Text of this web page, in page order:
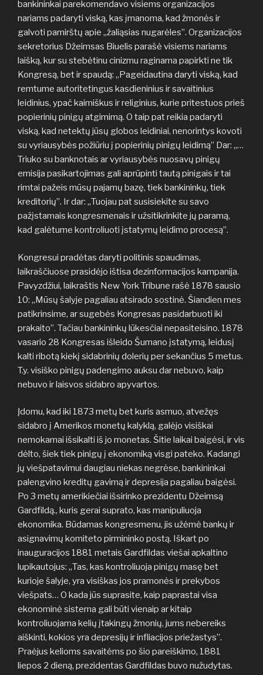
bankininkai parekomendavo visiems organizacijos
nariams padaryti viską, kas įmanoma, kad žmonės ir
galvoti pamirštų apie „žaliąsias nugarėles”. Organizacijos
sekretorius Džeimsas Biuelis parašė visiems nariams
laišką, kur su stebėtinu cinizmu raginama papirkti ne tik
Kongresą, bet ir spaudą: „Pageidautina daryti viską, kad
remtume autoritetingus kasdieninius ir savaitinius
leidinius, ypač kaimiškus ir religinius, kurie pritestuos prieš
popierinių pinigų atgimimą. O taip pat reikia padaryti
viską, kad netektų jūsų globos leidiniai, nenorintys kovoti
su vyriausybės požiūriu į popierinių pinigų leidimą” Dar: „…
Triuko su banknotais ar vyriausybės nuosavų pinigų
emisija pasikartojimas gali aprūpinti tautą pinigais ir tai
rimtai pažeis mūsų pajamų bazę, tiek bankininkų, tiek
kreditorių”. Ir dar: „Tuojau pat susisiekite su savo
pažįstamais kongresmenais ir užsitikrinkite jų paramą,
kad galėtume kontroliuoti įstatymų leidimo procesą”.
Kongresui pradėtas daryti politinis spaudimas,
laikraščiuose prasidėjo ištisa dezinformacijos kampanija.
Pavyzdžiui, laikraštis New York Tribune rašė 1878 sausio
10: „Mūsų šalyje pagaliau atsirado sostinė. Šiandien mes
patikrinsime, ar sugebės Kongresas pasidarbuoti iki
prakaito”. Tačiau bankininkų lūkesčiai nepasiteisino. 1878
vasario 28 Kongresas išleido Šumano įstatymą, leidusį
kalti ribotą kiekį sidabrinių dolerių per sekančius 5 metus.
T.y. visiško pinigų padengimo auksu dar nebuvo, kaip
nebuvo ir laisvos sidabro apyvartos.
Įdomu, kad iki 1873 metų bet kuris asmuo, atvežęs
sidabro į Amerikos monetų kalyklą, galėjo visiškai
nemokamai išsikalti iš jo monetas. Šitie laikai baigėsi, ir vis
dėlto, šiek tiek pinigų į ekonomiką visgi pateko. Kadangi
jų viešpatavimui daugiau niekas negrėse, bankininkai
palengvino kreditų gavimą ir depresija pagaliau baigėsi.
Po 3 metų amerikiečiai išsirinko prezidentu Džeimsą
Gardfildą., kuris gerai suprato, kas manipuliuoja
ekonomika. Būdamas kongresmenu, jis užėmė bankų ir
asignavimų komiteto pirmininko postą. Iškart po
inauguracijos 1881 metais Gardfildas viešai apkaltino
lupikautojus: „Tas, kas kontroliuoja pinigų masę bet
kurioje šalyje, yra visiškas jos pramonės ir prekybos
viešpats… O kada jūs suprasite, kaip paprastai visa
ekonominė sistema gali būti vienaip ar kitaip
kontroliuojama kelių įtakingų žmonių, jums nebereiks
aiškinti, kokios yra depresijų ir infliacijos priežastys”.
Praėjus kelioms savaitėms po šio pareiškimo, 1881
liepos 2 dieną, prezidentas Gardfildas buvo nužudytas.